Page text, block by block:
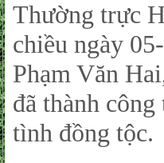
Thường trực
chiều ngày
Phạm Văn
đã thành
tình đồng tộc.